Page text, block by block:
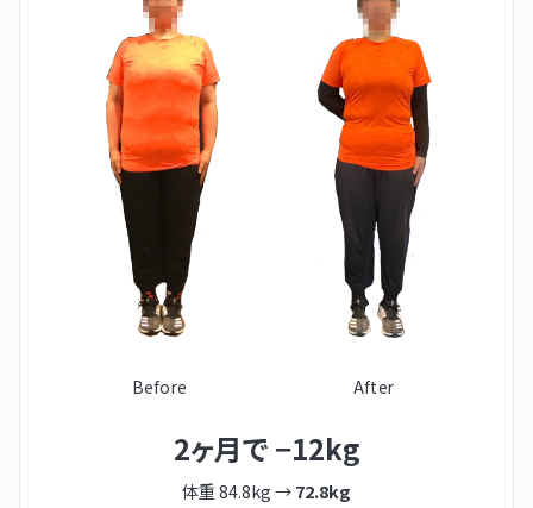
Before After
2ヶ月で −12kg
体重 84.8kg →72.8kg